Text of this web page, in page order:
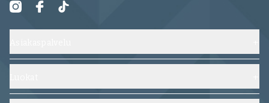
Ota yhteyttä
Usein kysytyt kysymykset
Kengät